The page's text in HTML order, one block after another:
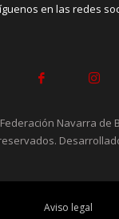
en las redes
Navarra de
Aviso legal